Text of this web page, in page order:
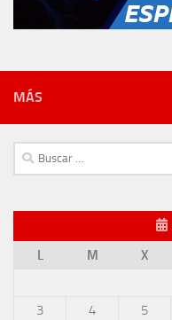
MÁS
Buscar:
L
M X
3
4 5